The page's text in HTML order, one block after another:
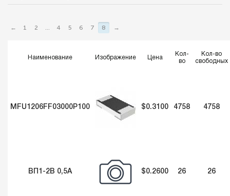
← 1 2 ... 4 5 6 7 8 →
Наименование Изображение Цена
Кол-
во
Кол-во
свободных
MFU1206FF03000P100 $0.3100 4758 4758
ВП1-2В 0,5А $0.2600 26 26